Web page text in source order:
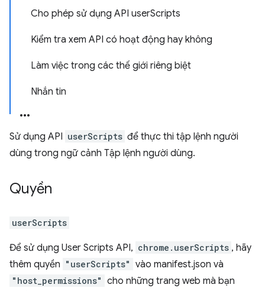
Cho phép sử dụng API userScripts
Kiểm tra xem API có hoạt động hay không
Làm việc trong các thế giới riêng biệt
Nhắn tin
Sử dụng API userScripts để thực thi tập lệnh người
dùng trong ngữ cảnh Tập lệnh người dùng.
Quyền
userScripts
Để sử dụng User Scripts API, chrome.userScripts , hãy
thêm quyền "userScripts" vào manifest.json và
"host_permissions" cho những trang web mà bạn